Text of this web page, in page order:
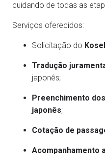
cuidando de todas as
Serviços oferecidos:
Solicitação do
Tradução
japonês;
Preenchimento
japonês;
Cotação de
Acompanhamento